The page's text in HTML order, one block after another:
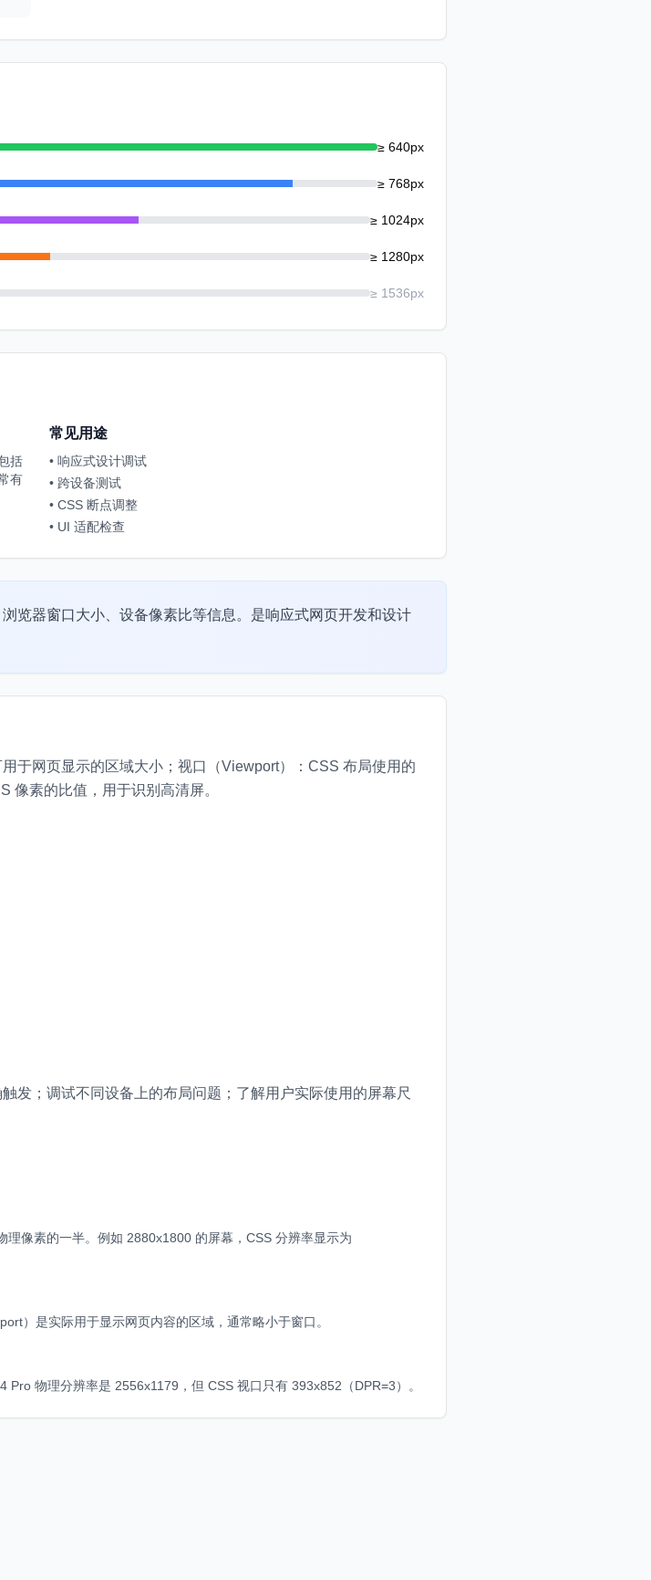
≥ 640px
≥ 768px
≥ 1024px
≥ 1280px
≥ 1536px
括
有
常见用途
• 响应式设计调试
• 跨设备测试
• CSS 断点调整
• UI 适配检查
览器窗口大小、设备像素比等信息。是响应式网页开发和设计
于网页显示的区域大小；视口（Viewport）：CSS 布局使用的
像素的比值，用于识别高清屏。
发；调试不同设备上的布局问题；了解用户实际使用的屏幕尺
像素的一半。例如 2880x1800 的屏幕，CSS 分辨率显示为
）是实际用于显示网页内容的区域，通常略小于窗口。
物理分辨率是 2556x1179，但 CSS 视口只有 393x852（DPR=3）。